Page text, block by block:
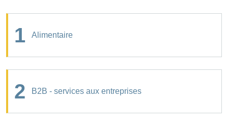
1 Alimentaire
2 B2B - services aux entreprises